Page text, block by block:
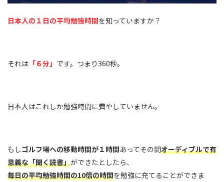
日本人の１日の平均勉強時間を知っていますか？
それは 「６分」 です。つまり360秒。
日本人はこれしか勉強時間に費やしていません。
もしゴルフ場への移動時間が１時間あってその間オーディブルで有
意義な「聞く読書」ができたとしたら、
毎日の平均勉強時間の10倍の時間を勉強に充てることができま